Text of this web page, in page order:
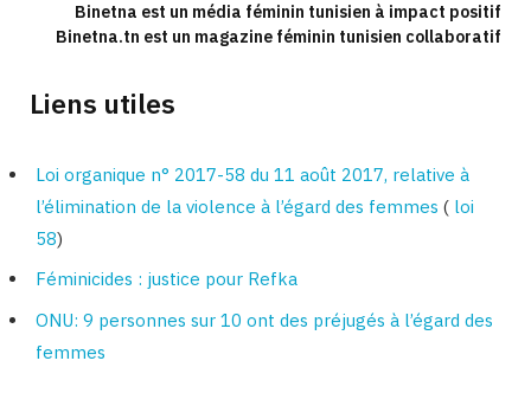
Binetna est un média féminin tunisien à impact positif
Binetna.tn est un magazine féminin tunisien collaboratif
Liens utiles
Loi organique n° 2017-58 du 11 août 2017, relative à
l’élimination de la violence à l’égard des femmes ( loi
58)
Féminicides : justice pour Refka
ONU: 9 personnes sur 10 ont des préjugés à l’égard des
femmes